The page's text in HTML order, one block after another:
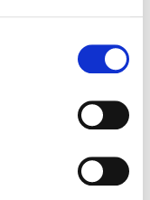
cu
și costurile